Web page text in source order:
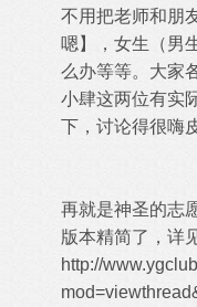
不用把老师和朋
嗯】，女生（男
么办等等。大家
小肆这两位有实
下，讨论得很嗨
再就是神圣的志
版本精简了，详
http://